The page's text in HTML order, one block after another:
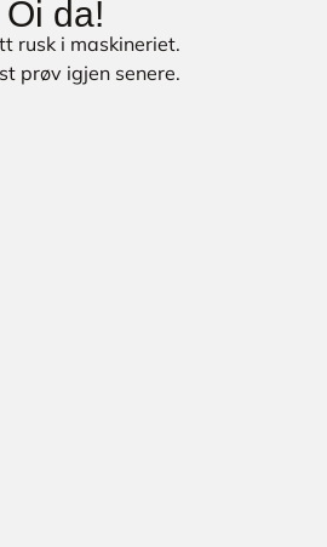
Oi da!
rusk i maskineriet.
prøv igjen senere.